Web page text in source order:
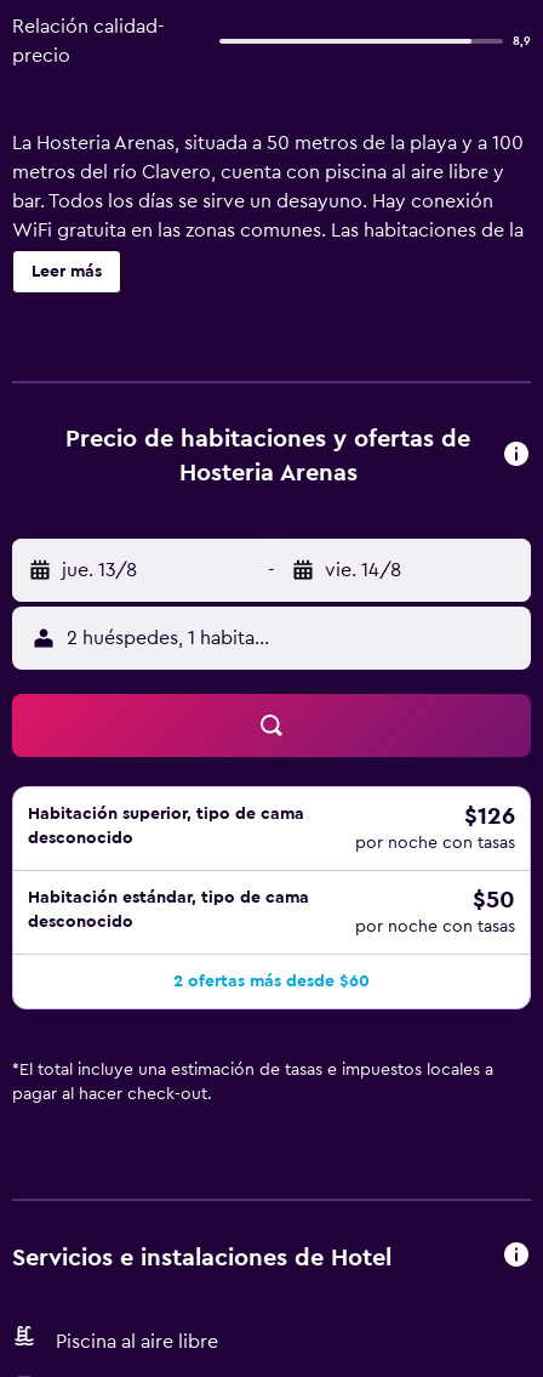
Relación calidad-
precio
8,9
La Hosteria Arenas, situada a 50 metros de la playa y a 100
metros del río Clavero, cuenta con piscina al aire libre y
bar. Todos los días se sirve un desayuno. Hay conexión
WiFi gratuita en las zonas comunes. Las habitaciones de la
Hostería Arenas ofrecen vistas a la piscina, la montaña y el
río. Todas incluyen aire acondicionado, caja fuerte y TV
Leer más
Precio de habitaciones y ofertas de
Hosteria Arenas
jue. 13/8 - vie. 14/8
2 huéspedes, 1 habitación
Habitación superior, tipo de cama
desconocido
$126
por noche con tasas
Habitación estándar, tipo de cama
desconocido
$50
por noche con tasas
2 ofertas más desde $60
* El total incluye una estimación de tasas e impuestos locales a
pagar al hacer check-out.
Servicios e instalaciones de Hotel
Piscina al aire libre